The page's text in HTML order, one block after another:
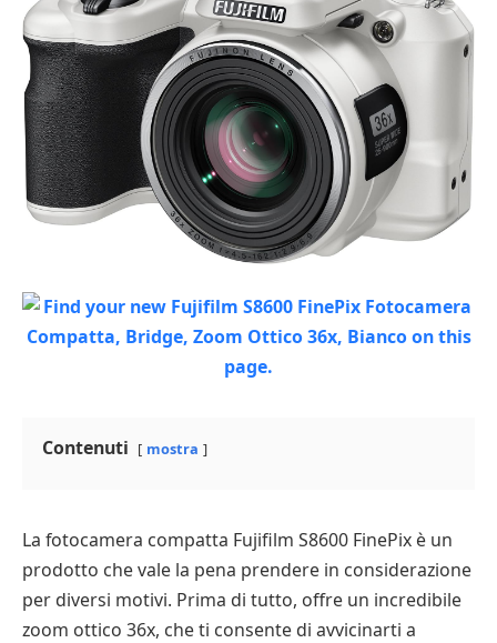
Contenuti mostra
La fotocamera compatta Fujifilm S8600 FinePix è un
prodotto che vale la pena prendere in considerazione
per diversi motivi. Prima di tutto, offre un incredibile
zoom ottico 36x, che ti consente di avvicinarti a